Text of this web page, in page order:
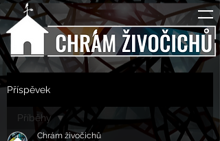
Příspěvek
Příběhy
Chrám živočichů